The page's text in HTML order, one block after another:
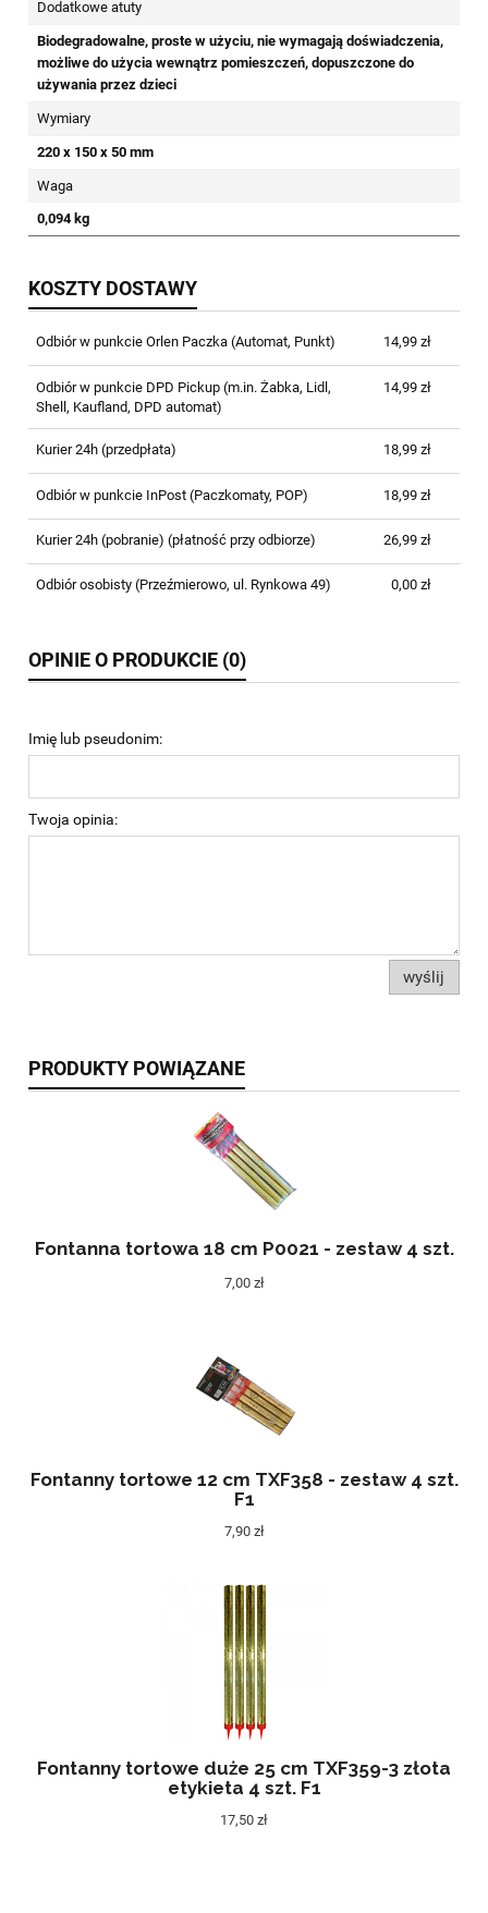
Dodatkowe atuty
Biodegradowalne, proste w użyciu, nie wymagają doświadczenia,
możliwe do użycia wewnątrz pomieszczeń, dopuszczone do
używania przez dzieci
Wymiary
220 x 150 x 50 mm
Waga
0,094 kg
KOSZTY DOSTAWY
Odbiór w punkcie Orlen Paczka(Automat, Punkt) 14,99 zł
Odbiór w punkcie DPD Pickup(m.in. Żabka, Lidl,
Shell, Kaufland, DPD automat)
14,99 zł
Kurier 24h (przedpłata) 18,99 zł
Odbiór w punkcie InPost(Paczkomaty, POP) 18,99 zł
Kurier 24h (pobranie) (płatność przy odbiorze) 26,99 zł
Odbiór osobisty(Przeźmierowo, ul. Rynkowa 49) 0,00 zł
OPINIE O PRODUKCIE (0)
Imię lub pseudonim:
Twoja opinia:
wyślij
PRODUKTY POWIĄZANE
Fontanna tortowa 18 cm P0021 - zestaw 4 szt.
7,00 zł
Fontanny tortowe 12 cm TXF358 - zestaw 4 szt.
F1
7,90 zł
Fontanny tortowe duże 25 cm TXF359-3 złota
etykieta 4 szt. F1
17,50 zł